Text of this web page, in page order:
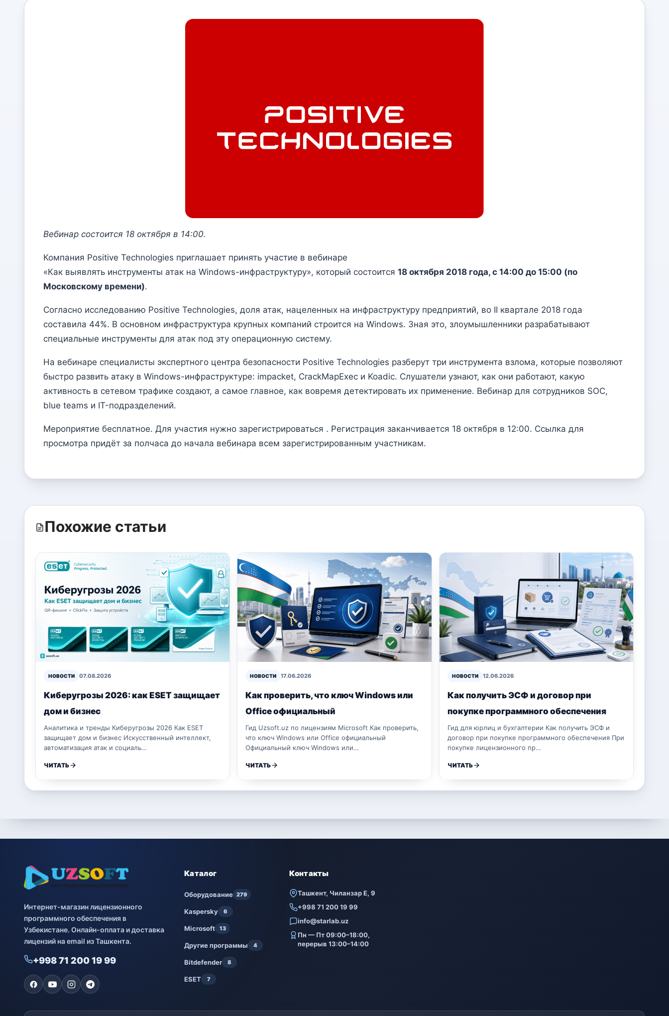
Вебинар состоится 18 октября в 14:00.
Компания Positive Technologies приглашает принять участие в вебинаре
«Как выявлять инструменты атак на Windows-инфраструктуру», который состоится 18 октября 2018 года, с 14:00 до 15:00 (по
Московскому времени).
Согласно исследованию Positive Technologies, доля атак, нацеленных на инфраструктуру предприятий, во II квартале 2018 года
составила 44%. В основном инфраструктура крупных компаний строится на Windows. Зная это, злоумышленники разрабатывают
специальные инструменты для атак под эту операционную систему.
На вебинаре специалисты экспертного центра безопасности Positive Technologies разберут три инструмента взлома, которые позволяют
быстро развить атаку в Windows-инфраструктуре: impacket, CrackMapExec и Koadic. Слушатели узнают, как они работают, какую
активность в сетевом трафике создают, а самое главное, как вовремя детектировать их применение. Вебинар для сотрудников SOC,
blue teams и IT-подразделений.
Мероприятие бесплатное. Для участия нужно зарегистрироваться . Регистрация заканчивается 18 октября в 12:00. Ссылка для
просмотра придёт за полчаса до начала вебинара всем зарегистрированным участникам.
Похожие статьи
НОВОСТИ 07.08.2026
Киберугрозы 2026: как ESET защищает
дом и бизнес
Аналитика и тренды Киберугрозы 2026 Как ESET
защищает дом и бизнес Искусственный интеллект,
автоматизация атак и социаль…
ЧИТАТЬ
НОВОСТИ 17.06.2026
Как проверить, что ключ Windows или
Office официальный
Гид Uzsoft.uz по лицензиям Microsoft Как проверить,
что ключ Windows или Office официальный
Официальный ключ Windows или…
ЧИТАТЬ
НОВОСТИ 12.06.2026
Как получить ЭСФ и договор при
покупке программного обеспечения
Гид для юрлиц и бухгалтерии Как получить ЭСФ и
договор при покупке программного обеспечения При
покупке лицензионного пр…
ЧИТАТЬ
Интернет-магазин лицензионного
программного обеспечения в
Узбекистане. Онлайн-оплата и доставка
лицензий на email из Ташкента.
+998 71 200 19 99
Каталог
Оборудование 279
Kaspersky 6
Microsoft 13
Другие программы 4
Bitdefender 8
ESET 7
Контакты
Ташкент, Чиланзар Е, 9
+998 71 200 19 99
info@starlab.uz
Пн — Пт 09:00–18:00,
перерыв 13:00–14:00